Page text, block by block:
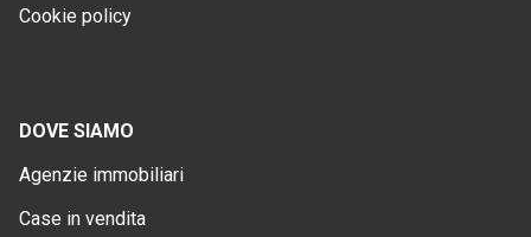
Cookie policy
DOVE SIAMO
Agenzie immobiliari
Case in vendita